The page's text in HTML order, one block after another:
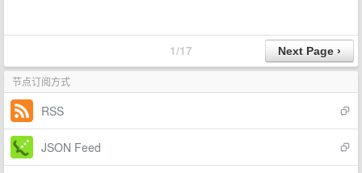
1/17
节点订阅方式
RSS
JSON Feed